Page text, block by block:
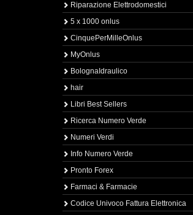
Riparazione Elettrodomestici
5 x 1000 onlus
CinquePerMilleOnlus
MyOnlus
BolognaIdraulico
hair
Libri Best Sellers
Ricerca Numero Verde
Numeri Verdi
Info Numero Verde
Pronto Forex
Farmaci & Farmacie
Codice Univoco Fattura Elettronica